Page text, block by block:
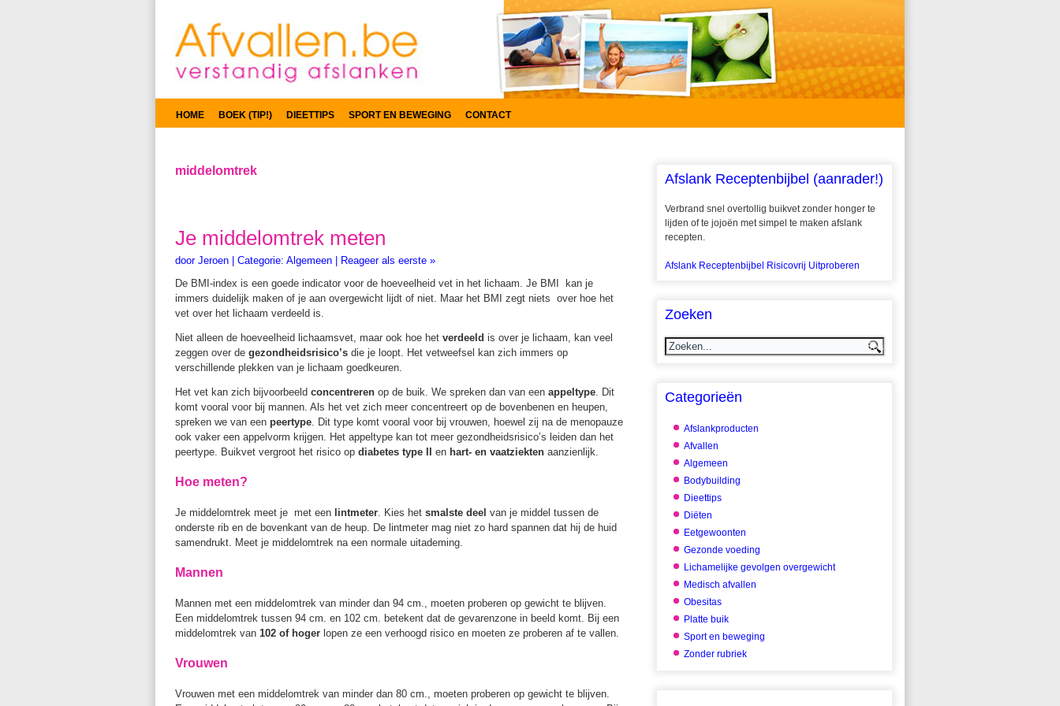
HOME BOEK (TIP!) DIEETTIPS SPORT EN BEWEGING CONTACT
middelomtrek
Je middelomtrek meten
door Jeroen Categorie: Algemeen
Reageer als eerste »
De BMI-index is een goede indicator voor de hoeveelheid vet in het lichaam. Je BMI kan je
immers duidelijk maken of je aan overgewicht lijdt of niet. Maar het BMI zegt niets over hoe het
vet over het lichaam verdeeld is.
Niet alleen de hoeveelheid lichaamsvet, maar ook hoe het verdeeld is over je lichaam, kan veel
zeggen over de gezondheidsrisico’s die je loopt. Het vetweefsel kan zich immers op
verschillende plekken van je lichaam goedkeuren.
Het vet kan zich bijvoorbeeld concentreren op de buik. We spreken dan van een appeltype. Dit
komt vooral voor bij mannen. Als het vet zich meer concentreert op de bovenbenen en heupen,
spreken we van een peertype. Dit type komt vooral voor bij vrouwen, hoewel zij na de menopauze
ook vaker een appelvorm krijgen. Het appeltype kan tot meer gezondheidsrisico’s leiden dan het
peertype. Buikvet vergroot het risico op diabetes type II en hart- en vaatziekten aanzienlijk.
Hoe meten?
Je middelomtrek meet je met een lintmeter. Kies het smalste deel van je middel tussen de
onderste rib en de bovenkant van de heup. De lintmeter mag niet zo hard spannen dat hij de huid
samendrukt. Meet je middelomtrek na een normale uitademing.
Mannen
Mannen met een middelomtrek van minder dan 94 cm., moeten proberen op gewicht te blijven.
Een middelomtrek tussen 94 cm. en 102 cm. betekent dat de gevarenzone in beeld komt. Bij een
middelomtrek van 102 of hoger lopen ze een verhoogd risico en moeten ze proberen af te vallen.
Vrouwen
Vrouwen met een middelomtrek van minder dan 80 cm., moeten proberen op gewicht te blijven.
Afslank Receptenbijbel (aanrader!)
Verbrand snel overtollig buikvet zonder honger te
lijden of te jojoën met simpel te maken afslank
recepten.
Afslank Receptenbijbel Risicovrij Uitproberen
Zoeken
Categorieën
Afslankproducten
Afvallen
Algemeen
Bodybuilding
Dieettips
Diëten
Eetgewoonten
Gezonde voeding
Lichamelijke gevolgen overgewicht
Medisch afvallen
Obesitas
Platte buik
Sport en beweging
Zonder rubriek